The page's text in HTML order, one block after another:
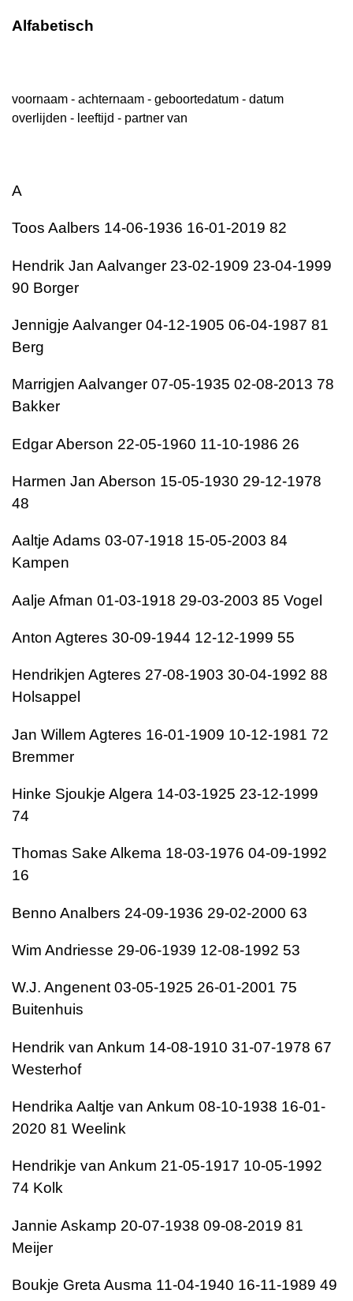
Alfabetisch
voornaam - achternaam - geboortedatum - datum
overlijden - leeftijd - partner van
A
Toos Aalbers 14-06-1936 16-01-2019 82
Hendrik Jan Aalvanger 23-02-1909 23-04-1999
90 Borger
Jennigje Aalvanger 04-12-1905 06-04-1987 81
Berg
Marrigjen Aalvanger 07-05-1935 02-08-2013 78
Bakker
Edgar Aberson 22-05-1960 11-10-1986 26
Harmen Jan Aberson 15-05-1930 29-12-1978
48
Aaltje Adams 03-07-1918 15-05-2003 84
Kampen
Aalje Afman 01-03-1918 29-03-2003 85 Vogel
Anton Agteres 30-09-1944 12-12-1999 55
Hendrikjen Agteres 27-08-1903 30-04-1992 88
Holsappel
Jan Willem Agteres 16-01-1909 10-12-1981 72
Bremmer
Hinke Sjoukje Algera 14-03-1925 23-12-1999
74
Thomas Sake Alkema 18-03-1976 04-09-1992
16
Benno Analbers 24-09-1936 29-02-2000 63
Wim Andriesse 29-06-1939 12-08-1992 53
W.J. Angenent 03-05-1925 26-01-2001 75
Buitenhuis
Hendrik van Ankum 14-08-1910 31-07-1978 67
Westerhof
Hendrika Aaltje van Ankum 08-10-1938 16-01-
2020 81 Weelink
Hendrikje van Ankum 21-05-1917 10-05-1992
74 Kolk
Jannie Askamp 20-07-1938 09-08-2019 81
Meijer
Boukje Greta Ausma 11-04-1940 16-11-1989 49